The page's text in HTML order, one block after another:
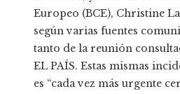
Europeo (BCE), Christine
según varias fuentes
tanto de la reunión
EL PAÍS. Estas mismas
es “cada vez más urgente